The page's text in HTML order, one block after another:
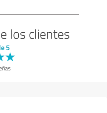
los clientes
5